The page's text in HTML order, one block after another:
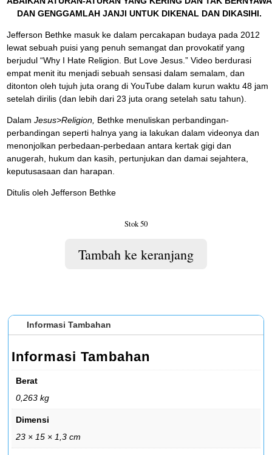
Rp65.000.adalah:
Rp20.000.
DAN GENGGAMLAH JANJI UNTUK DIKENAL DAN DIKASIHI.
Jefferson Bethke masuk ke dalam percakapan budaya pada 2012
lewat sebuah puisi yang penuh semangat dan provokatif yang
berjudul “Why I Hate Religion. But Love Jesus.” Video berdurasi
empat menit itu menjadi sebuah sensasi dalam semalam, dan
ditonton oleh tujuh juta orang di YouTube dalam kurun waktu 48 jam
setelah dirilis (dan lebih dari 23 juta orang setelah satu tahun).
Dalam Jesus>Religion, Bethke menuliskan perbandingan-
perbandingan seperti halnya yang ia lakukan dalam videonya dan
menonjolkan perbedaan-perbedaan antara kertak gigi dan
anugerah, hukum dan kasih, pertunjukan dan damai sejahtera,
keputusasaan dan harapan.
Ditulis oleh Jefferson Bethke
Stok 50
Tambah ke keranjang
Informasi Tambahan
Informasi Tambahan
Berat
0,263 kg
Dimensi
23 × 15 × 1,3 cm